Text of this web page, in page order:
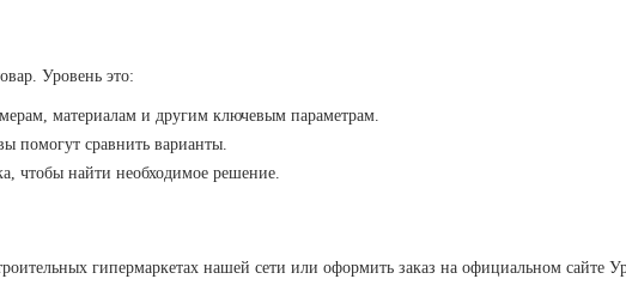
Уровень это:
материалам и другим ключевым параметрам.
помогут сравнить варианты.
чтобы найти необходимое решение.
гипермаркетах нашей сети или оформить заказ на официальном сайте